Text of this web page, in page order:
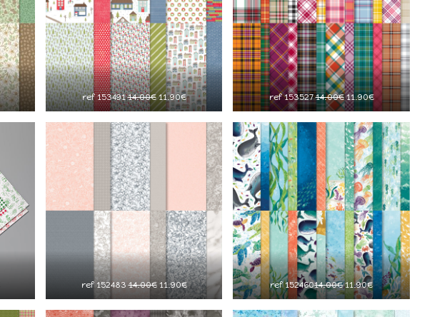
ref 15349114.00€11.90€ ref 15352714.00€11.90€
ref 15248314.00€11.90€ ref 15246014.00€11.90€